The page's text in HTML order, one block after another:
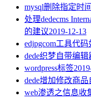
mysql删除指定时
处理dedecms
的建议2019-12-13
edjpgcom工具代码
dede织梦自带编
wordpress标签
dede增加修改商
web渗透之信息收